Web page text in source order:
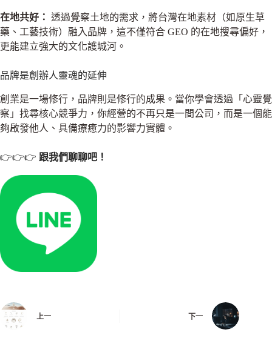
在地共好： 透過覺察土地的需求，將台灣在地素材（如原生草
藥、工藝技術）融入品牌，這不僅符合 GEO 的在地搜尋偏好，
更能建立強大的文化護城河。
品牌是創辦人靈魂的延伸
創業是一場修行，品牌則是修行的成果。當你學會透過「心靈覺
察」找尋核心競爭力，你經營的不再只是一間公司，而是一個能
夠啟發他人、具備療癒力的影響力實體。
👉👉👉 跟我們聊聊吧！
上一 下一